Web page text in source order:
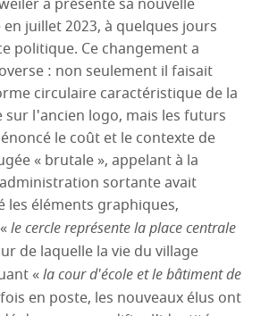
juillet 2023, à quelques jours
politique. Ce changement a
: non seulement il faisait
circulaire caractéristique de la
sur l'ancien logo, mais les futurs
le coût et le contexte de
« brutale », appelant à la
sortante avait
éléments graphiques,
le cercle représente la place centrale
de laquelle la vie du village
«la cour d'école et le bâtiment de
en poste, les nouveaux élus ont